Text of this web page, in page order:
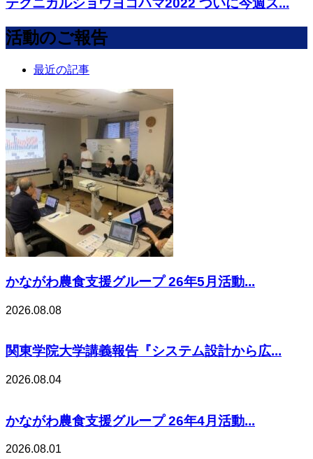
テクニカルショウヨコハマ2022 ついに今週ス...
活動のご報告
最近の記事
かながわ農食支援グループ 26年5月活動...
2026.08.08
関東学院大学講義報告『システム設計から広...
2026.08.04
かながわ農食支援グループ 26年4月活動...
2026.08.01